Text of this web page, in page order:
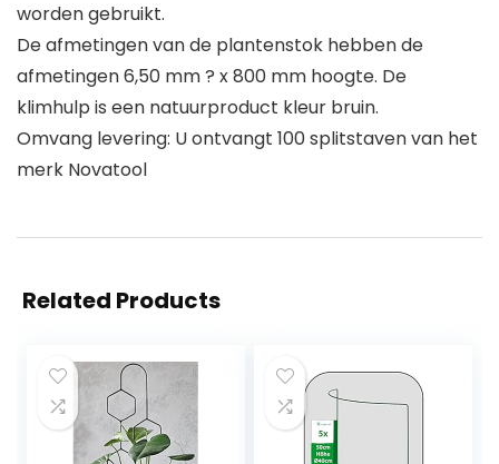
worden gebruikt.
De afmetingen van de plantenstok hebben de
afmetingen 6,50 mm ? x 800 mm hoogte. De
klimhulp is een natuurproduct kleur bruin.
Omvang levering: U ontvangt 100 splitstaven van het
merk Novatool
Related Products